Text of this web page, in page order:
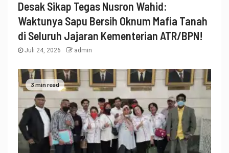
Desak Sikap Tegas Nusron Wahid:
Waktunya Sapu Bersih Oknum Mafia Tanah
di Seluruh Jajaran Kementerian ATR/BPN!
Juli 24, 2026 admin
3 min read